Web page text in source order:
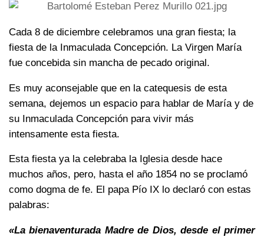
Cada 8 de diciembre celebramos una gran fiesta; la
fiesta de la Inmaculada Concepción. La Virgen María
fue concebida sin mancha de pecado original.
Es muy aconsejable que en la catequesis de esta
semana, dejemos un espacio para hablar de María y de
su Inmaculada Concepción para vivir más
intensamente esta fiesta.
Esta fiesta ya la celebraba la Iglesia desde hace
muchos años, pero, hasta el año 1854 no se proclamó
como dogma de fe. El papa Pío IX lo declaró con estas
palabras:
«La bienaventurada Madre de Dios, desde el primer